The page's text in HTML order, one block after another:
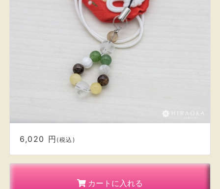
6,020 円 (税込)
カートに入れる